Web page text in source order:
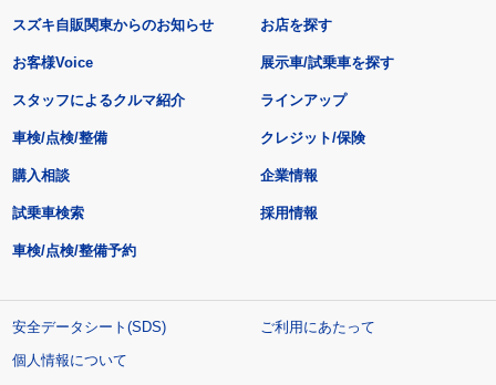
スズキ自販関東からのお知らせ
お客様Voice
スタッフによるクルマ紹介
お店を探す
展示車/試乗車を探す
ラインアップ
車検/点検/整備 クレジット/保険
購入相談
試乗車検索
車検/点検/整備予約
企業情報
採用情報
安全データシート(SDS)
ご利用にあたって
個人情報について